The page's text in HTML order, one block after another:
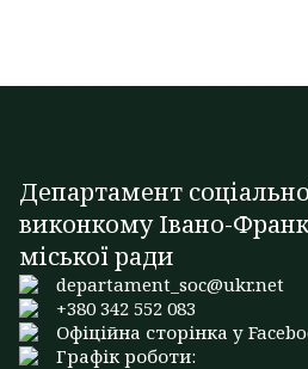
Департамент
виконкому Івано-
міської ради
departament_soc@ukr.net
+380 342 552 083
Офіційна сторінка у
Графік роботи: